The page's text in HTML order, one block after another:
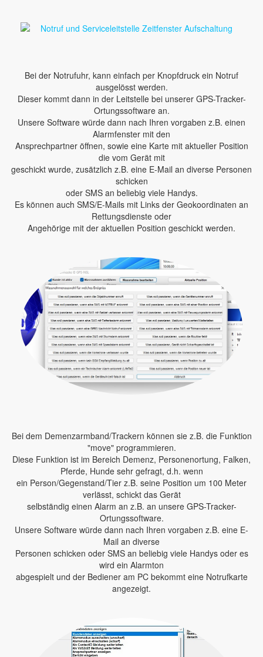
Bei der Notrufuhr, kann einfach per Knopfdruck ein Notruf
ausgelösst werden.
Dieser kommt dann in der Leitstelle bei unserer GPS-Tracker-
Ortungssoftware an.
Unsere Software würde dann nach Ihren vorgaben z.B. einen
Alarmfenster mit den
Ansprechpartner öffnen, sowie eine Karte mit aktueller Position
die vom Gerät mit
geschickt wurde, zusätzlich z.B. eine E-Mail an diverse Personen
schicken
oder SMS an beliebig viele Handys.
Es können auch SMS/E-Mails mit Links der Geokoordinaten an
Rettungsdienste oder
Angehörige mit der aktuellen Position geschickt werden.
Bei dem Demenzarmband/Trackern können sie z.B. die Funktion
"move" programmieren.
Diese Funktion ist im Bereich Demenz, Personenortung, Falken,
Pferde, Hunde sehr gefragt, d.h. wenn
ein Person/Gegenstand/Tier z.B. seine Position um 100 Meter
verlässt, schickt das Gerät
selbständig einen Alarm an z.B. an unsere GPS-Tracker-
Ortungssoftware.
Unsere Software würde dann nach Ihren vorgaben z.B. eine E-
Mail an diverse
Personen schicken oder SMS an beliebig viele Handys oder es
wird ein Alarmton
abgespielt und der Bediener am PC bekommt eine Notrufkarte
angezeigt.